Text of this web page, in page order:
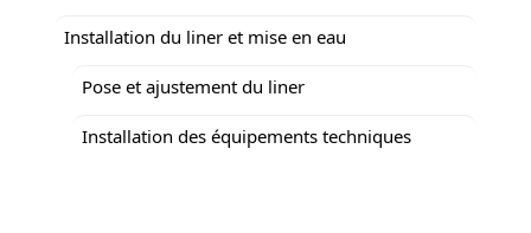
Installation du liner et mise en eau
Pose et ajustement du liner
Installation des équipements techniques